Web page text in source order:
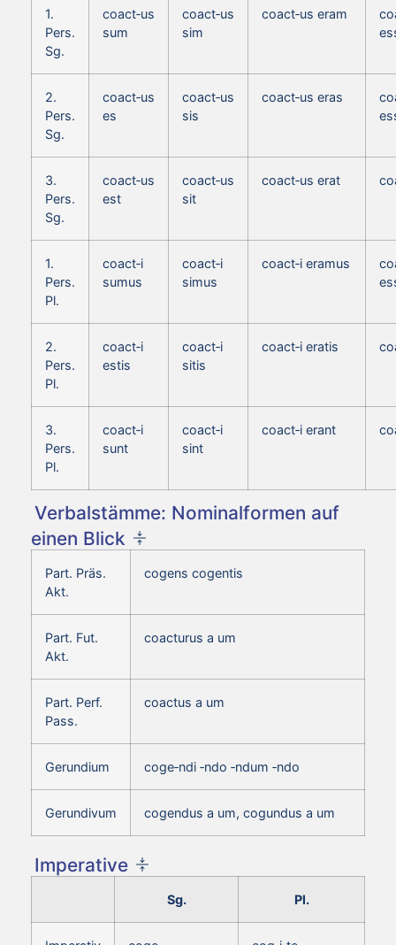
1.
Pers.
Sg.
coact‑us
sum
coact‑us
sim
coact‑us eram
2.
Pers.
Sg.
coact‑us
es
coact‑us
sis
coact‑us eras
3.
Pers.
Sg.
coact‑us
est
coact‑us
sit
coact‑us erat
1.
Pers.
Pl.
coact‑i
sumus
coact‑i
simus
coact‑i eramus
2.
Pers.
Pl.
coact‑i
estis
coact‑i
sitis
coact‑i eratis
3.
Pers.
Pl.
coact‑i
sunt
coact‑i
sint
coact‑i erant
Verbalstämme: Nominalformen auf
einen Blick
Part. Präs.
Akt.
cogens cogentis
Part. Fut.
Akt.
coacturus a um
Part. Perf.
Pass.
coactus a um
Gerundium coge‑ndi ‑ndo ‑ndum ‑ndo
Gerundivum cogendus a um, cogundus a um
Imperative
Sg. Pl.